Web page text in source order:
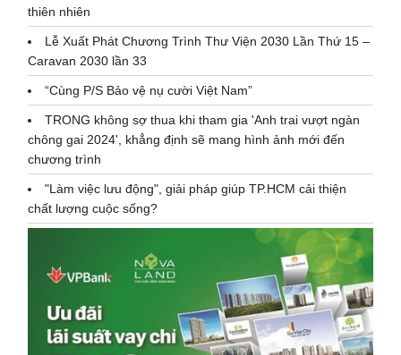
thiên nhiên
Lễ Xuất Phát Chương Trình Thư Viện 2030 Lần Thứ 15 –
Caravan 2030 lần 33
“Cùng P/S Bảo vệ nụ cười Việt Nam”
TRONG không sợ thua khi tham gia 'Anh trai vượt ngàn
chông gai 2024', khẳng định sẽ mang hình ảnh mới đến
chương trình
"Làm việc lưu động", giải pháp giúp TP.HCM cải thiện
chất lượng cuộc sống?